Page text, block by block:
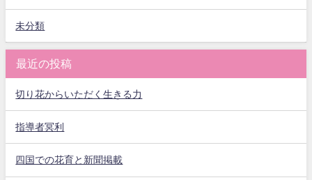
未分類
最近の投稿
切り花からいただく生きる力
指導者冥利
四国での花育と新聞掲載